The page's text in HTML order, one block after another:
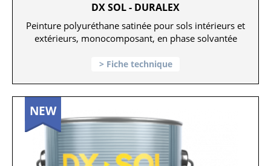
DX SOL - DURALEX
Peinture polyuréthane satinée pour sols intérieurs et
extérieurs, monocomposant, en phase solvantée
Fiche technique
NEW